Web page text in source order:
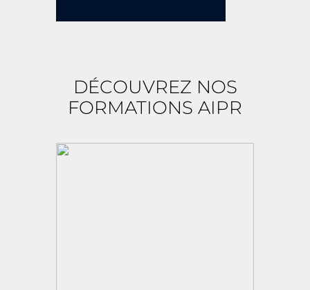
DÉCOUVREZ NOS
FORMATIONS AIPR